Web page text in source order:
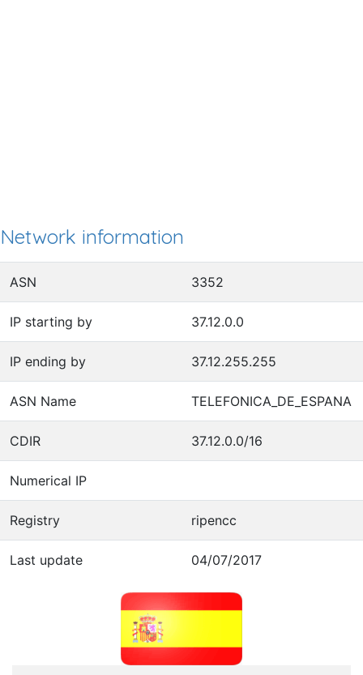
Network information
ASN 3352
IP starting by 37.12.0.0
IP ending by 37.12.255.255
ASN Name TELEFONICA_DE_ESPANA
CDIR 37.12.0.0/16
Numerical IP
Registry ripencc
Last update 04/07/2017